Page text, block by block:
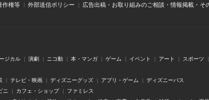
作権等 外部送信ポリシー
広告出稿・お取り組みのご相談・情報掲載・そ
ジカル 演劇 ニコ動 本・マンガ ゲーム イベント アート スポーツ
テレビ・映画 ディズニーグッズ アプリ・ゲーム ディズニーパス
ニ カフェ・ショップ ファミレス